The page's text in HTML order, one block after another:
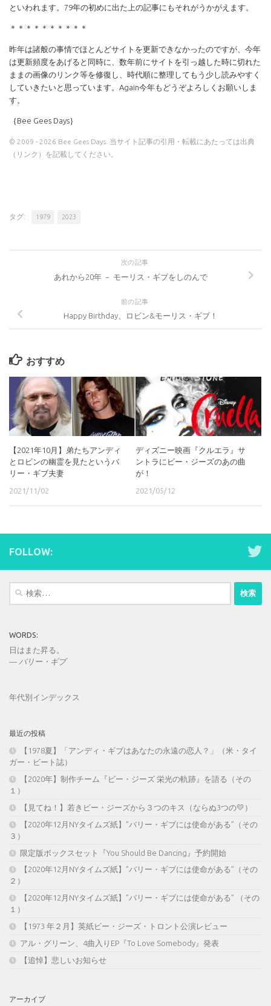
といわれます。79年の初めに出た上の記事にもそれがうかがえます。
＊＊＊＊＊＊＊＊＊＊
昨年は諸般の事情でほとんどサイトを更新できなかったのですが、今年
は更新頻度をあげると同時に、数年前にサイトを引っ越した時に切れた
ままの画像のリンク等を修復し、時代順に整理してもう少し読みやすく
していきたいと思っています。Again今年もどうぞよろしくお願いしま
す。
｛Bee Gees Days｝
© 2009 - 2026 Bee Gees Days. 当サイト記事の引用・転載にあたっては出典
（リンク）を記載してください。
タグ: 1979 2023
次の記事
あれから20年 － モーリス・ギブをしのんで
前の記事
Happy Birthday、ロビン&モーリス・ギブ！
おすすめ
【2021年10月】弟たちアンディ
とロビンの幽霊を見たというバ
リー・ギブ夫妻
2021/11/02
ディズニー映画『クルエラ』サ
ントラにビー・ジーズのあの曲
が！
2021/05/12
FOLLOW:
WORDS:
日はまた昇る。
— バリー・ギブ
年代別インデックス
最近の投稿
【1978夏】「アンディ・ギブはあなたの永遠の恋人？」（米・タイ
ガー・ビート誌）
【2020年】制作チーム『ビー・ジーズ 栄光の軌跡』を語る（その
１）
【見てね！】若きビー・ジーズから３つのキス（ならぬ3つの💛）
【2020年12月NYタイムズ紙】”バリー・ギブには使命がある”（その
３）
限定版ボックスセット『You Should Be Dancing』予約開始
【2020年12月NYタイムズ紙】”バリー・ギブには使命がある”（その
２）
【2020年12月NYタイムズ紙】”バリー・ギブには使命がある” （その
１）
【1973 年２月】英紙ビー・ジーズ・トロント公演レビュー
アル・グリーン、4曲入りEP『To Love Somebody』発表
【追悼】悲しいお知らせ
アーカイブ